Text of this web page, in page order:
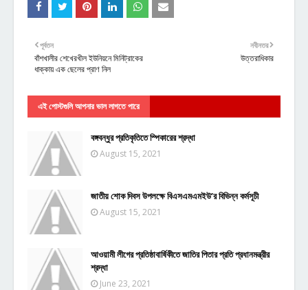
নবীনতর
উত্তরাধিকার
পূর্বতন
বাঁশখালীর শেখেরখীল ইউনিয়নে মিনিট্রাকের
ধাক্কায় এক ছেলের প্রাণ নিল
এই পোস্টগুলি আপনার ভাল লাগতে পারে
বঙ্গবন্ধুর প্রতিকৃতিতে স্পিকারের শ্রদ্ধা
August 15, 2021
জাতীয় শোক দিবস উপলক্ষে বিএসএমএমইউ’র বিভিন্ন কর্মসূচী
August 15, 2021
আওয়ামী লীগের প্রতিষ্ঠাবার্ষিকীতে জাতির পিতার প্রতি প্রধানমন্ত্রীর
শ্রদ্ধা
June 23, 2021